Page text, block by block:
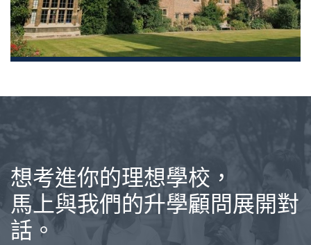
想考進你的理想學校，
馬上與我們的升學顧問展開對
話。